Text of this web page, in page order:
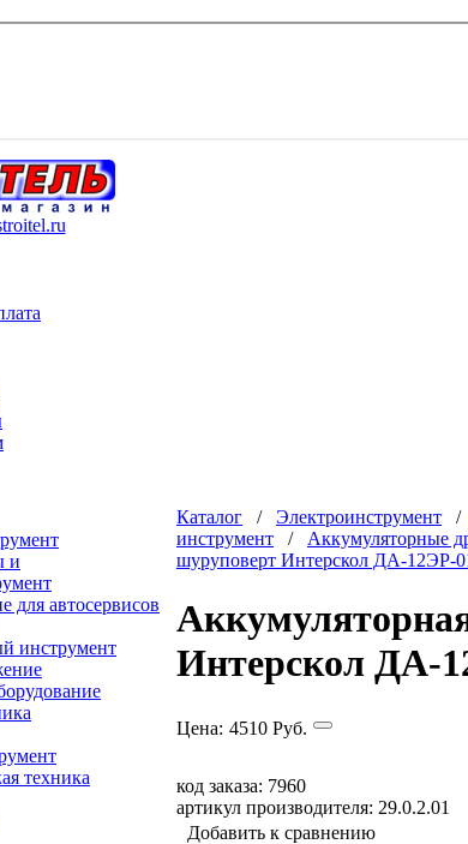
и
для автосервисов
инструмент
техника
Каталог / Электроинструмент /
инструмент / Аккумуляторные
шуруповерт Интерскол ДА-12ЭР-
Интерскол ДА-
Цена: 4510 Руб.
код заказа: 7960
артикул производителя: 29.0.2.01
Добавить к сравнению